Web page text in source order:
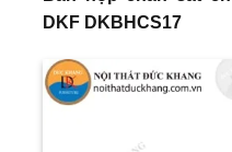
DKF DKBHCS17